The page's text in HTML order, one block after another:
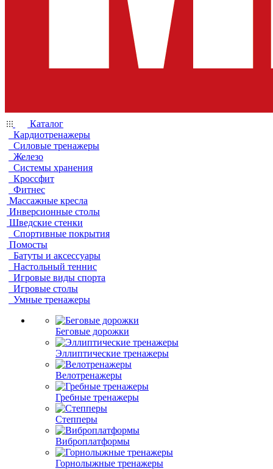
Каталог
Кардиотренажеры
Силовые тренажеры
Железо
Системы хранения
Кроссфит
Фитнес
Массажные кресла
Инверсионные столы
Шведские стенки
Спортивные покрытия
Помосты
Батуты и аксессуары
Настольный теннис
Игровые виды спорта
Игровые столы
Умные тренажеры
Беговые дорожки
Эллиптические тренажеры
Велотренажеры
Гребные тренажеры
Степперы
Виброплатформы
Горнолыжные тренажеры